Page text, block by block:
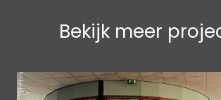
Bekijk meer